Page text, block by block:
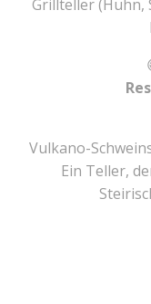
Grillteller (Huhn,
Vulkano-
Ein Teller,